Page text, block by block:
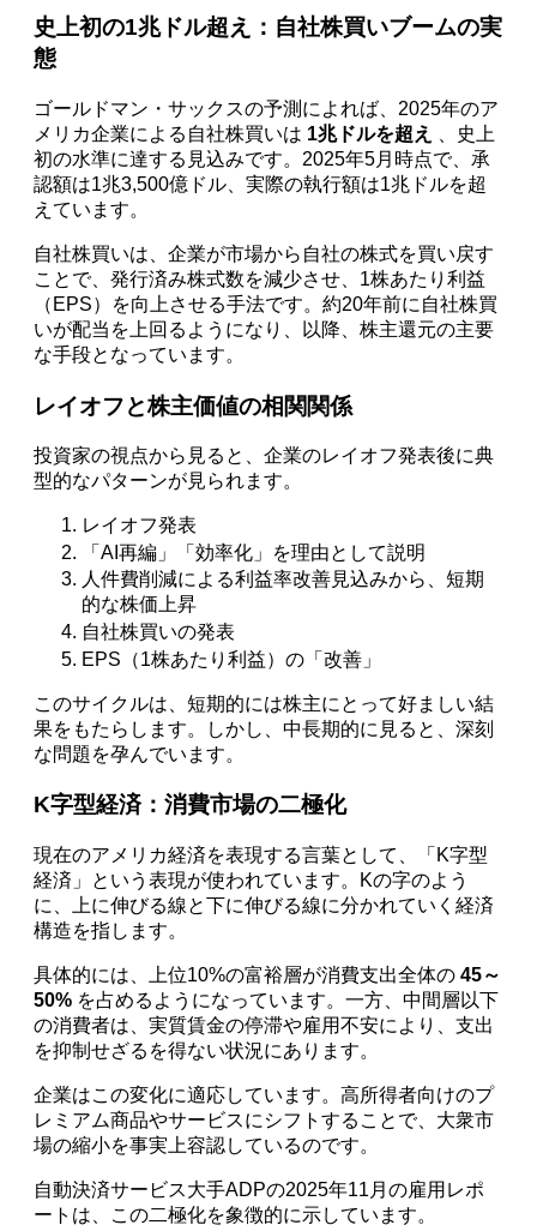
史上初の1兆ドル超え：自社株買いブームの実
態
ゴールドマン・サックスの予測によれば、2025年のア
メリカ企業による自社株買いは 1兆ドルを超え
、史上
初の水準に達する見込みです。2025年5月時点で、承
認額は1兆3,500億ドル、実際の執行額は1兆ドルを超
えています。
自社株買いは、企業が市場から自社の株式を買い戻す
ことで、発行済み株式数を減少させ、1株あたり利益
（EPS）を向上させる手法です。約20年前に自社株買
いが配当を上回るようになり、以降、株主還元の主要
な手段となっています。
レイオフと株主価値の相関関係
投資家の視点から見ると、企業のレイオフ発表後に典
型的なパターンが見られます。
レイオフ発表
「AI再編」「効率化」を理由として説明
人件費削減による利益率改善見込みから、短期
的な株価上昇
自社株買いの発表
EPS（1株あたり利益）の「改善」
このサイクルは、短期的には株主にとって好ましい結
果をもたらします。しかし、中長期的に見ると、深刻
な問題を孕んでいます。
K字型経済：消費市場の二極化
現在のアメリカ経済を表現する言葉として、「K字型
経済」という表現が使われています。Kの字のよう
に、上に伸びる線と下に伸びる線に分かれていく経済
構造を指します。
具体的には、上位10%の富裕層が消費支出全体の45～
50% を占めるようになっています。一方、中間層以下
の消費者は、実質賃金の停滞や雇用不安により、支出
を抑制せざるを得ない状況にあります。
企業はこの変化に適応しています。高所得者向けのプ
レミアム商品やサービスにシフトすることで、大衆市
場の縮小を事実上容認しているのです。
自動決済サービス大手ADPの2025年11月の雇用レポ
ートは、この二極化を象徴的に示しています。